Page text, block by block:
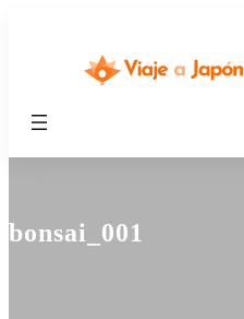
bonsai_001